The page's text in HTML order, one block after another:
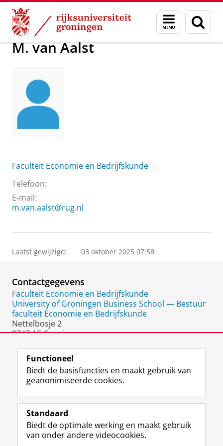
Skip
Content
Skip
Navigation
Menu
en
zoeken
Over ons M. van Aalst
M. van Aalst
Faculteit Economie en Bedrijfskunde
Telefoon:
E-mail:
m.van.aalst@rug.nl
Laatst gewijzigd: 03 oktober 2025 07:58
Contactgegevens
Faculteit Economie en Bedrijfskunde
University of Groningen Business School — Bestuur
faculteit Economie en Bedrijfskunde
Nettelbosje 2
9747 AE Groningen
Volg de RUG
F
a
e
b
L
i
k
e
R
S
-
f
I
n
t
Y
o
T
Studiekiezers
Functioneel
Biedt de basisfuncties en maakt gebruik van
geanonimiseerde cookies.
Standaard
Biedt de optimale werking en maakt gebruik
van onder andere videocookies.